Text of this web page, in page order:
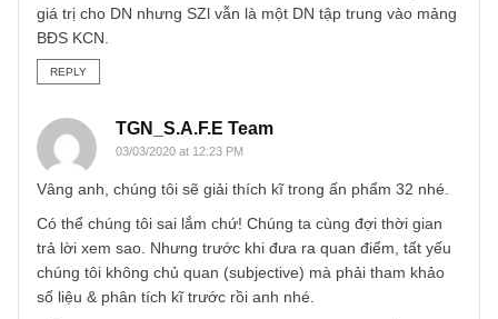
REPLY
Mình nghĩ rằng S.A.F.E đã không xem xét kỹ và quá chủ
quan khi xếp SZL vào BĐS nhà ở.
-Như Long Thành còn khoảng 50ha dự kiến đem về 1.4k
DT trong khi chi phí dự kiến chỉ còn lại khoảng 240 tỷ.
-Chưa kể các nhà xưởng cho thuê của SZL đem về dòng
tiền đều khoảng 25 tỷ/quý,chưa tính đến việc mở rộng.
-50 ha ở KCN châu Đức.